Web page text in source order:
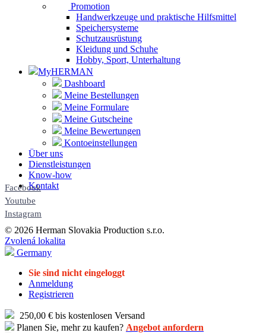
Promotion
Handwerkzeuge und praktische Hilfsmittel
Speichersysteme
Schutzausrüstung
Kleidung und Schuhe
Hobby, Sport, Unterhaltung
MyHERMAN
Dashboard
Meine Bestellungen
Meine Formulare
Meine Gutscheine
Meine Bewertungen
Kontoeinstellungen
Über uns
Dienstleistungen
Know-how
Kontakt
Facebook
Youtube
Instagram
© 2026 Herman Slovakia Production s.r.o.
Zvolená lokalita
Germany
Sie sind nicht eingeloggt
Anmeldung
Registrieren
250,00 € bis kostenlosen Versand
Planen Sie, mehr zu kaufen? Angebot anfordern